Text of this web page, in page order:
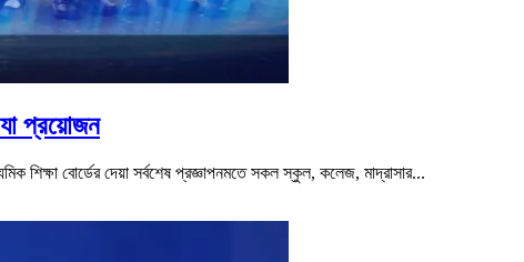
প্রয়োজন
শিক্ষা বোর্ডের দেয়া সর্বশেষ প্রজ্ঞাপনমতে সকল স্কুল, কলেজ, মাদ্রাসার...